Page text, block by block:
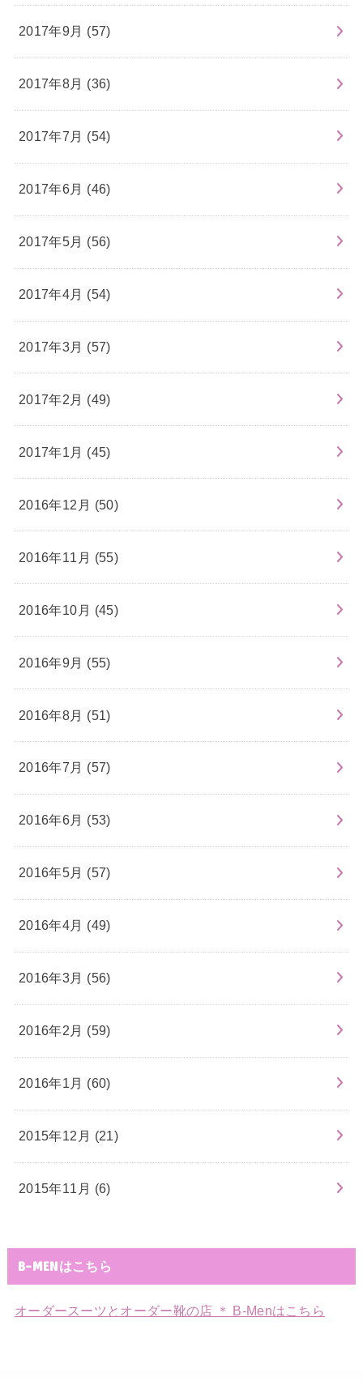
2017年9月 (57)
2017年8月 (36)
2017年7月 (54)
2017年6月 (46)
2017年5月 (56)
2017年4月 (54)
2017年3月 (57)
2017年2月 (49)
2017年1月 (45)
2016年12月 (50)
2016年11月 (55)
2016年10月 (45)
2016年9月 (55)
2016年8月 (51)
2016年7月 (57)
2016年6月 (53)
2016年5月 (57)
2016年4月 (49)
2016年3月 (56)
2016年2月 (59)
2016年1月 (60)
2015年12月 (21)
2015年11月 (6)
B-MENはこちら
オーダースーツとオーダー靴の店 ＊ B-Menはこちら